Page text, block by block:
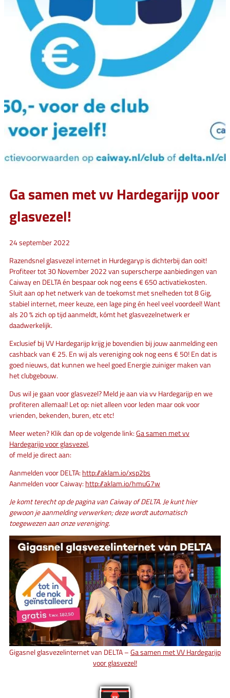
Ga samen met vv Hardegarijp voor
glasvezel!
24 september 2022
Razendsnel glasvezel internet in Hurdegaryp is dichterbij dan ooit!
Profiteer tot 30 November 2022 van superscherpe aanbiedingen van
Caiway en DELTA én bespaar ook nog eens € 650 activatiekosten.
Sluit aan op het netwerk van de toekomst met snelheden tot 8 Gig,
stabiel internet, meer keuze, een lage ping én heel veel voordeel! Want
als 20 % zich op tijd aanmeldt, kómt het glasvezelnetwerk er
daadwerkelijk.
Exclusief bij VV Hardegarijp krijg je bovendien bij jouw aanmelding een
cashback van € 25. En wij als vereniging ook nog eens € 50! En dat is
goed nieuws, dat kunnen we heel goed Energie zuiniger maken van
het clubgebouw.
Dus wil je gaan voor glasvezel? Meld je aan via vv Hardegarijp en we
profiteren allemaal! Let op: niet alleen voor leden maar ook voor
vrienden, bekenden, buren, etc etc!
Meer weten? Klik dan op de volgende link:Ga samen met vv
Hardegarijp voor glasvezel,
of meld je direct aan:
Aanmelden voor DELTA: http://aklam.io/xsp2bs
Aanmelden voor Caiway: http://aklam.io/hmuG7w
Je komt terecht op de pagina van Caiway of DELTA. Je kunt hier
gewoon je aanmelding verwerken; deze wordt automatisch
toegewezen aan onze vereniging.
Gigasnel glasvezelinternet van DELTA –Ga samen met VV Hardegarijp
voor glasvezel!